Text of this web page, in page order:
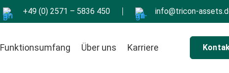
+49 (0) 2571 – 5836 450 info@tricon-
Funktionsumfang Über uns Karriere